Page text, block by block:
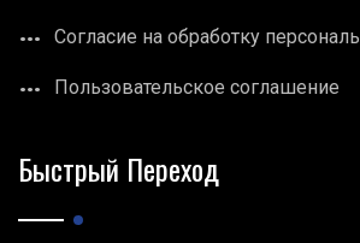
Согласие на обработку
Пользовательское соглашение
Быстрый Переход